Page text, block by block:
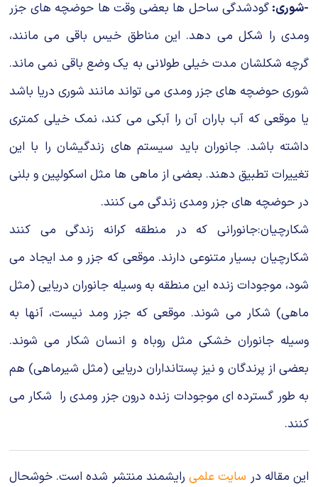
-شوری: گودشدگی ساحل ها بعضی وقت ها حوضچه های جزر
ومدی را شكل می دهد. این مناطق خیس باقی می مانند،
گرچه شكلشان مدت خیلی طولانی به یک وضع باقی نمی ماند.
شوری حوضچه های جزر ومدی می تواند مانند شوری دریا باشد
یا موقعی كه آب باران آن را آبكی می كند، نمك خیلی كمتری
داشته باشد. جانوران باید سیستم های زندگیشان را با این
تغییرات تطبیق دهند. بعضی از ماهی ها مثل اسكولپین و بلنی
در حوضچه های جزر ومدی زندگی می كنند.
شكارچیان:جانورانی كه در منطقه كرانه زندگی می كنند
شکارچیان بسیار متنوعی دارند. موقعی كه جزر و مد ایجاد می
شود، ‌موجودات زنده این منطقه به وسیله جانوران دریایی (مثل
ماهی) شكار می شوند. موقعی كه جزر ومد نیست، آنها به
وسیله جانوران خشکی مثل روباه و انسان شكار می شوند.
بعضی از پرندگان و نیز پستانداران دریایی (مثل شیرماهی) هم
به طور گسترده ای موجودات زنده درون جزر ومدی را شكار می
كنند.
این مقاله در سایت علمیرایشمند منتشر شده است. خوشحال